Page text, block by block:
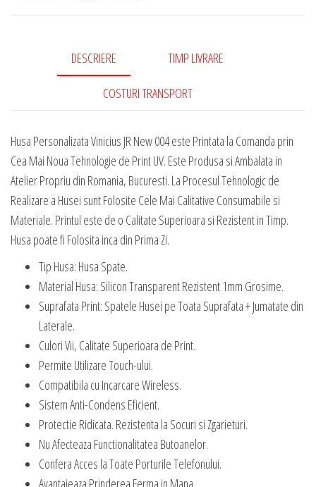
DESCRIERE TIMP LIVRARE
COSTURI TRANSPORT
Husa Personalizata Vinicius JR New 004 este Printata la Comanda prin
Cea Mai Noua Tehnologie de Print UV. Este Produsa si Ambalata in
Atelier Propriu din Romania, Bucuresti. La Procesul Tehnologic de
Realizare a Husei sunt Folosite Cele Mai Calitative Consumabile si
Materiale. Printul este de o Calitate Superioara si Rezistent in Timp.
Husa poate fi Folosita inca din Prima Zi.
Tip Husa: Husa Spate.
Material Husa: Silicon Transparent Rezistent 1mm Grosime.
Suprafata Print: Spatele Husei pe Toata Suprafata + Jumatate din
Laterale.
Culori Vii, Calitate Superioara de Print.
Permite Utilizare Touch-ului.
Compatibila cu Incarcare Wireless.
Sistem Anti-Condens Eficient.
Protectie Ridicata. Rezistenta la Socuri si Zgarieturi.
Nu Afecteaza Functionalitatea Butoanelor.
Confera Acces la Toate Porturile Telefonului.
Avantajeaza Prinderea Ferma in Mana.